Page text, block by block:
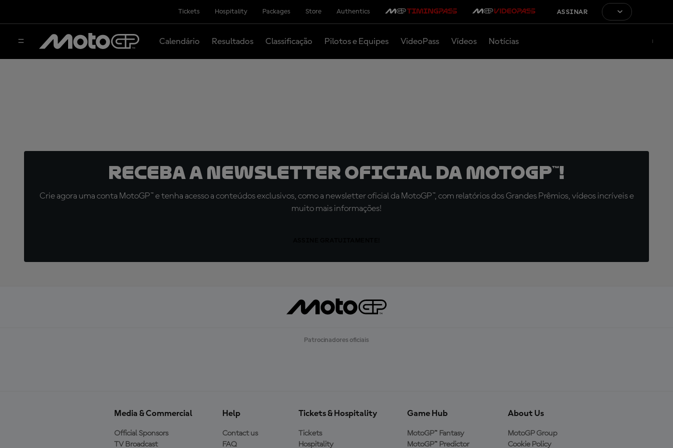
Tickets Hospitality Packages Store Authentics ASSINAR
Calendário Resultados Classificação Pilotos e Equipes VideoPass Vídeos Notícias
Receba a newsletter oficial da MotoGP™!
Crie agora uma conta MotoGP™ e tenha acesso a conteúdos exclusivos, como a newsletter oficial da MotoGP™, com relatórios dos Grandes Prêmios, vídeos incríveis e
muito mais informações!
Patrocinadores oficiais
Media & Commercial
Official Sponsors
TV Broadcast
Help
Contact us
FAQ
Tickets & Hospitality
Tickets
Hospitality
Game Hub
MotoGP™ Fantasy
MotoGP™ Predictor
About Us
MotoGP Group
Cookie Policy